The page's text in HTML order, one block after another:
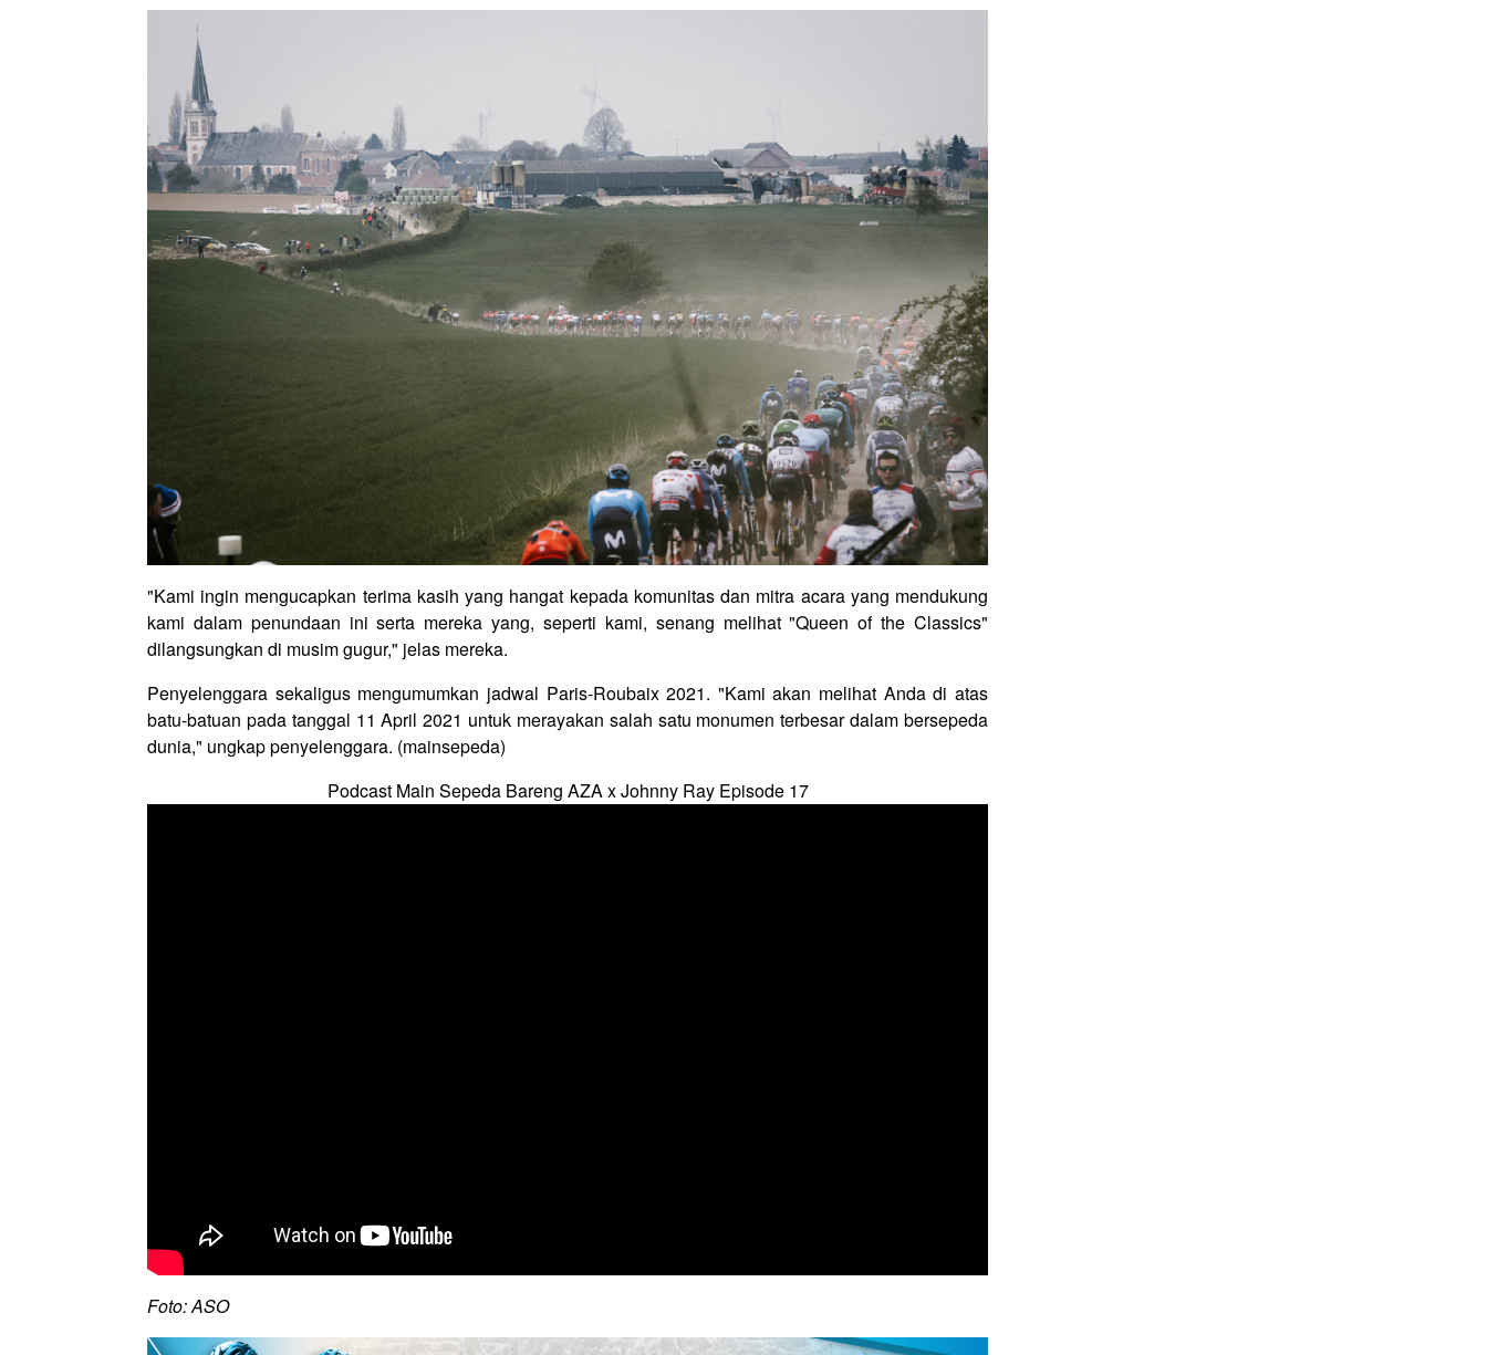
"Kami ingin mengucapkan terima kasih yang hangat kepada komunitas dan mitra acara yang mendukung
kami dalam penundaan ini serta mereka yang, seperti kami, senang melihat "Queen of the Classics"
dilangsungkan di musim gugur," jelas mereka.
Penyelenggara sekaligus mengumumkan jadwal Paris-Roubaix 2021. "Kami akan melihat Anda di atas
batu-batuan pada tanggal 11 April 2021 untuk merayakan salah satu monumen terbesar dalam bersepeda
dunia," ungkap penyelenggara. (mainsepeda)
Podcast Main Sepeda Bareng AZA x Johnny Ray Episode 17
Foto: ASO